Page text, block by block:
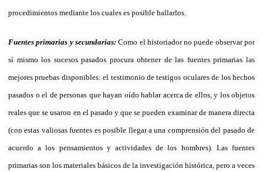
procedimientos mediante los cuales es posible hallarlos.
Fuentes primarias y secundarias: Como el historiador no puede observar por
sí mismo los sucesos pasados procura obtener de las fuentes primarias las
mejores pruebas disponibles: el testimonio de testigos oculares de los hechos
pasados o el de personas que hayan oído hablar acerca de ellos, y los objetos
reales que se usaron en el pasado y que se pueden examinar de manera directa
(con estas valiosas fuentes es posible llegar a una comprensión del pasado de
acuerdo a los pensamientos y actividades de los hombres). Las fuentes
primarias son los materiales básicos de la investigación histórica, pero a veces